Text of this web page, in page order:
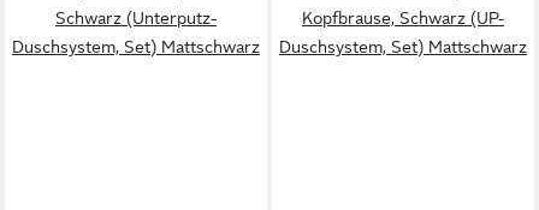
Schwarz (Unterputz-
Duschsystem, Set) Mattschwarz
Kopfbrause, Schwarz (UP-
Duschsystem, Set) Mattschwarz